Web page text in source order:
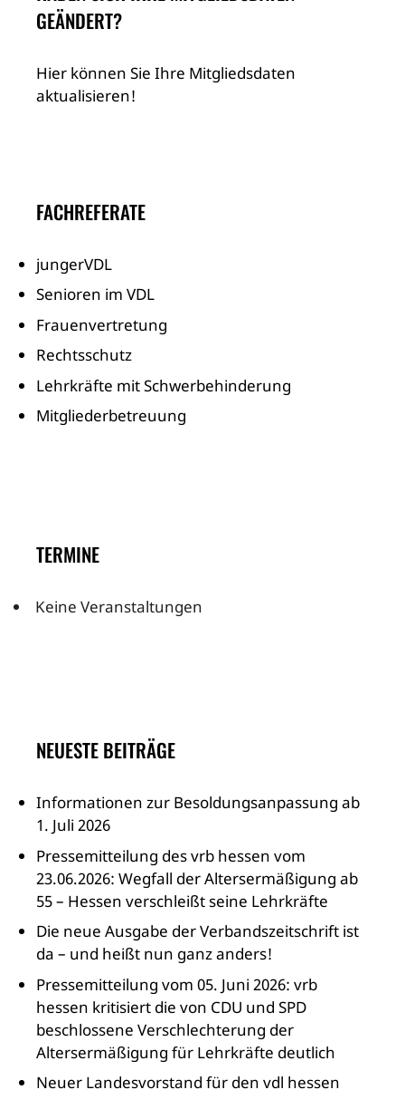
GEÄNDERT?
Hier können Sie Ihre Mitgliedsdaten
aktualisieren!
FACHREFERATE
jungerVDL
Senioren im VDL
Frauenvertretung
Rechtsschutz
Lehrkräfte mit Schwerbehinderung
Mitgliederbetreuung
TERMINE
Keine Veranstaltungen
NEUESTE BEITRÄGE
Informationen zur Besoldungsanpassung ab
1. Juli 2026
Pressemitteilung des vrb hessen vom
23.06.2026: Wegfall der Altersermäßigung ab
55 – Hessen verschleißt seine Lehrkräfte
Die neue Ausgabe der Verbandszeitschrift ist
da – und heißt nun ganz anders!
Pressemitteilung vom 05. Juni 2026: vrb
hessen kritisiert die von CDU und SPD
beschlossene Verschlechterung der
Altersermäßigung für Lehrkräfte deutlich
Neuer Landesvorstand für den vdl hessen